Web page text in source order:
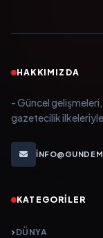
HAKKIMIZDA
- Güncel gelişmeleri,
gazetecilik ilkeleriyle
KATEGORILER
DÜNYA